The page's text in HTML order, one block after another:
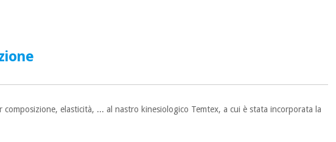
elasticità, ... al nastro kinesiologico Temtex, a cui è stata incorporata la